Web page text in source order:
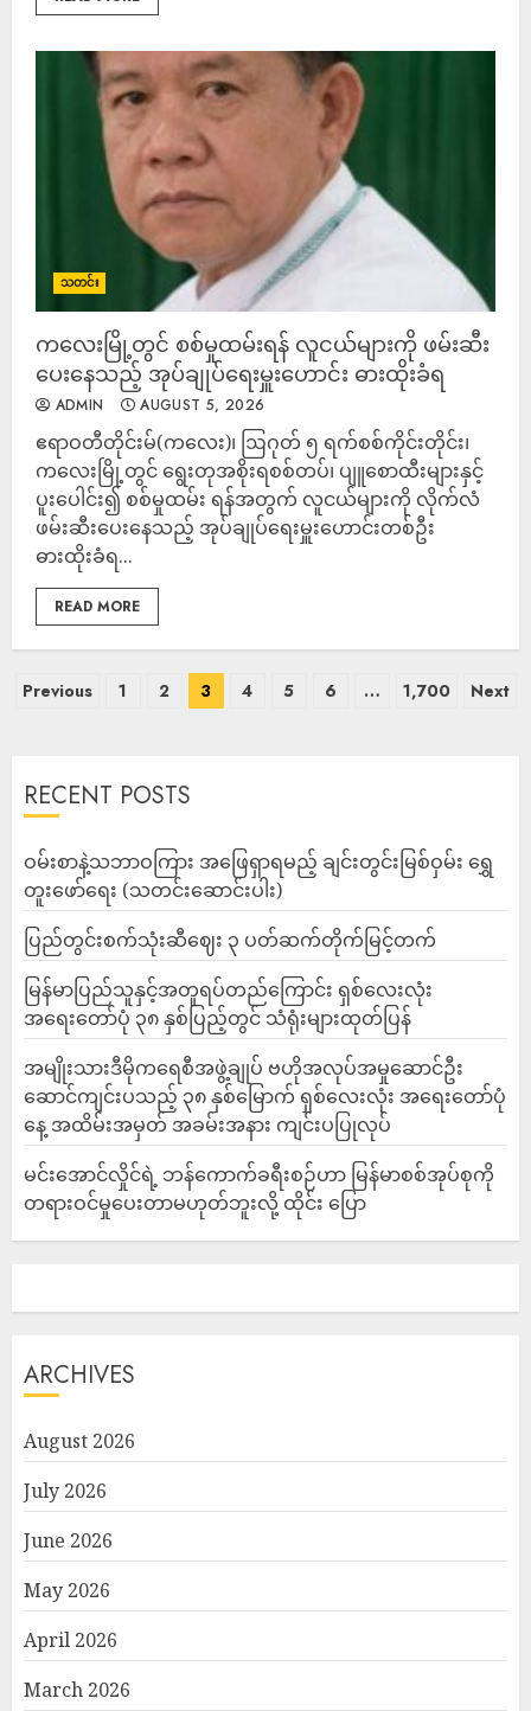
သတင်း
ကလေးမြို့တွင် စစ်မှုထမ်းရန် လူငယ်များကို ဖမ်းဆီး
ပေးနေသည့် အုပ်ချုပ်ရေးမှူးဟောင်း ဓားထိုးခံရ
ADMIN AUGUST 5, 2026
ဧရာဝတီတိုင်းမ်(ကလေး)၊ ဩဂုတ် ၅ ရက်စစ်ကိုင်းတိုင်း၊
ကလေးမြို့တွင် ရွေးတုအစိုးရစစ်တပ်၊ ပျူစောထီးများနှင့်
ပူးပေါင်း၍ စစ်မှုထမ်း ရန်အတွက် လူငယ်များကို လိုက်လံ
ဖမ်းဆီးပေးနေသည့် အုပ်ချုပ်ရေးမှူးဟောင်းတစ်ဦး
ဓားထိုးခံရ...
READ MORE
Previous 1 2 3 4 5 6 … 1,700 Next
RECENT POSTS
ဝမ်းစာနဲ့သဘာဝကြား အဖြေရှာရမည့် ချင်းတွင်းမြစ်ဝှမ်း ရွှေ
တူးဖော်ရေး (သတင်းဆောင်းပါး)
ပြည်တွင်းစက်သုံးဆီဈေး ၃ ပတ်ဆက်တိုက်မြင့်တက်
မြန်မာပြည်သူနှင့်အတူရပ်တည်ကြောင်း ရှစ်လေးလုံး
အရေးတော်ပုံ ၃၈ နှစ်ပြည့်တွင် သံရုံးများထုတ်ပြန်
အမျိုးသားဒီမိုကရေစီအဖွဲ့ချုပ် ဗဟိုအလုပ်အမှုဆောင်ဦး
ဆောင်ကျင်းပသည့် ၃၈ နှစ်မြောက် ရှစ်လေးလုံး အရေးတော်ပုံ
နေ့ အထိမ်းအမှတ် အခမ်းအနား ကျင်းပပြုလုပ်
မင်းအောင်လှိုင်ရဲ့ ဘန်ကောက်ခရီးစဉ်ဟာ မြန်မာစစ်အုပ်စုကို
တရားဝင်မှုပေးတာမဟုတ်ဘူးလို့ ထိုင်း ပြော
ARCHIVES
August 2026
July 2026
June 2026
May 2026
April 2026
March 2026